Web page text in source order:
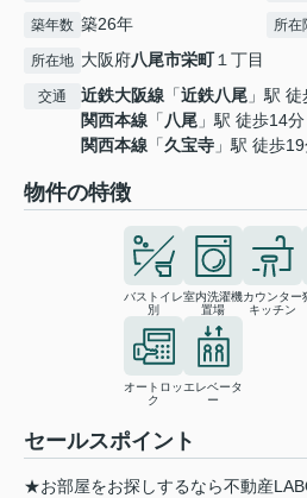
築年数 築26年 所在
所在地 大阪府八尾市栄町１丁目
交通 近鉄大阪線 「近鉄八尾 」駅
関西本線 「 八尾 」駅 徒歩14分
関西本線 「久宝寺 」駅 徒歩
物件の特徴
バストイレ
別
室内洗濯機
置場
カウンター
キッチン
オートロッ
ク
エレベータ
ー
セールスポイント
★お部屋をお探しするなら不動産